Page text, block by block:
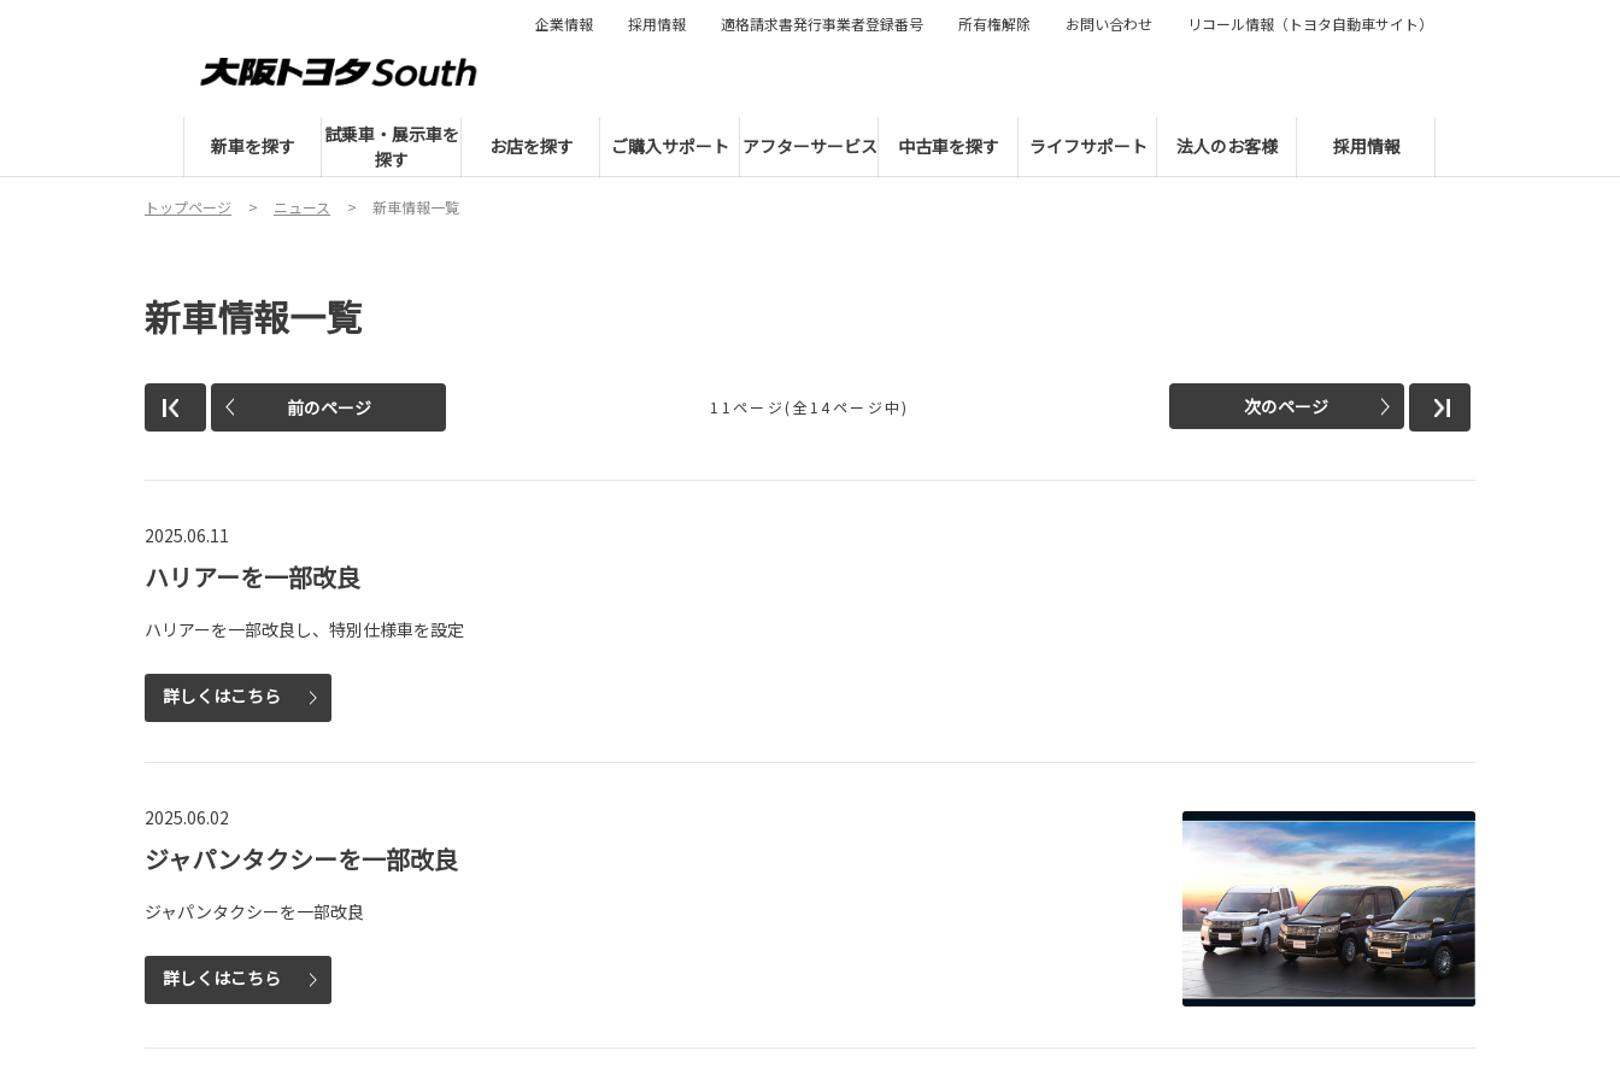
新車を探す
試乗車・展示車を
探す
お店を探す ご購入サポート アフターサービス 中古車を探す ライフサポート 法人のお客様 採用情報
企業情報 採用情報 適格請求書発行事業者登録番号 所有権解除 お問い合わせ リコール情報（トヨタ自動車サイト）
トップページ ニュース 新車情報一覧
新車情報一覧
前のページ 11ページ(全14ページ中) 次のページ
2025.06.11
ハリアーを一部改良
ハリアーを一部改良し、特別仕様車を設定
詳しくはこちら
2025.06.02
ジャパンタクシーを一部改良
ジャパンタクシーを一部改良
詳しくはこちら